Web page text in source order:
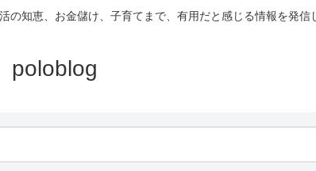
知恵、お金儲け、子育てまで、有用だと感じる情報を発信
poloblog